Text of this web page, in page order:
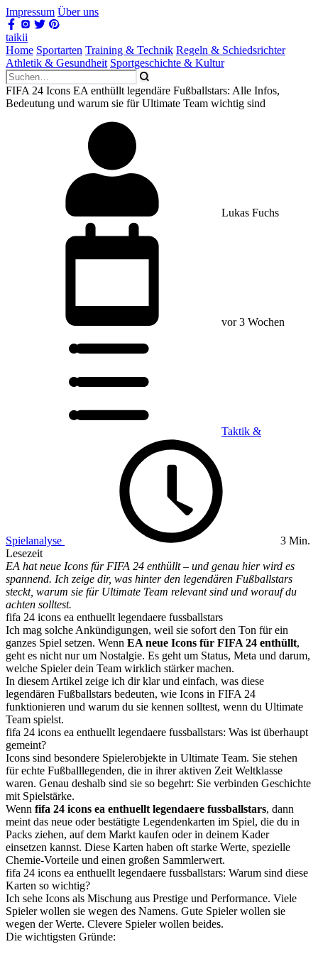
Impressum Über uns
taikii
Home Sportarten Training & Technik Regeln & Schiedsrichter
Athletik & Gesundheit Sportgeschichte & Kultur
FIFA 24 Icons EA enthüllt legendäre Fußballstars: Alle Infos,
Bedeutung und warum sie für Ultimate Team wichtig sind
Lukas Fuchs
vor 3 Wochen
Taktik &
Spielanalyse
3 Min.
Lesezeit
EA hat neue Icons für FIFA 24 enthüllt – und genau hier wird es
spannend. Ich zeige dir, was hinter den legendären Fußballstars
steckt, warum sie für Ultimate Team relevant sind und worauf du
achten solltest.
fifa 24 icons ea enthuellt legendaere fussballstars
Ich mag solche Ankündigungen, weil sie sofort den Ton für ein
ganzes Spiel setzen. Wenn EA neue Icons für FIFA 24 enthüllt,
geht es nicht nur um Nostalgie. Es geht um Status, Meta und darum,
welche Spieler dein Team wirklich stärker machen.
In diesem Artikel zeige ich dir klar und einfach, was diese
legendären Fußballstars bedeuten, wie Icons in FIFA 24
funktionieren und warum du sie kennen solltest, wenn du Ultimate
Team spielst.
fifa 24 icons ea enthuellt legendaere fussballstars: Was ist überhaupt
gemeint?
Icons sind besondere Spielerobjekte in Ultimate Team. Sie stehen
für echte Fußballlegenden, die in ihrer aktiven Zeit Weltklasse
waren. Genau deshalb sind sie so begehrt: Sie verbinden Geschichte
mit Spielstärke.
Wenn fifa 24 icons ea enthuellt legendaere fussballstars, dann
meint das neue oder bestätigte Legendenkarten im Spiel, die du in
Packs ziehen, auf dem Markt kaufen oder in deinem Kader
einsetzen kannst. Diese Karten haben oft starke Werte, spezielle
Chemie-Vorteile und einen großen Sammlerwert.
fifa 24 icons ea enthuellt legendaere fussballstars: Warum sind diese
Karten so wichtig?
Ich sehe Icons als Mischung aus Prestige und Performance. Viele
Spieler wollen sie wegen des Namens. Gute Spieler wollen sie
wegen der Werte. Clevere Spieler wollen beides.
Die wichtigsten Gründe: